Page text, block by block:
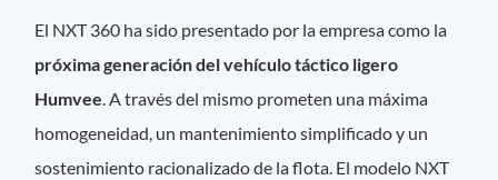
El NXT 360 ha sido presentado por la empresa como la
próxima generación del vehículo táctico ligero
Humvee. A través del mismo prometen una máxima
homogeneidad, un mantenimiento simplificado y un
sostenimiento racionalizado de la flota. El modelo NXT